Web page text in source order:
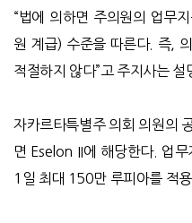
“법에 의하면 주의원의 업무
원 계급) 수준을 따른다. 즉,
적절하지 않다”고 주지사는 설
자카르타특별주 의회 의원의
면 Eselon II에 해당한다. 업
1일 최대 150만 루피아를 적용